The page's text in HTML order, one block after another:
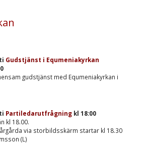
Gudstjänst i Equmeniakyrkan
gudstjänst med Equmeniakyrkan i
Partiledarutfrågning kl 18:00
kl 18.00.
via storbildsskärm startar kl 18.30
(L)